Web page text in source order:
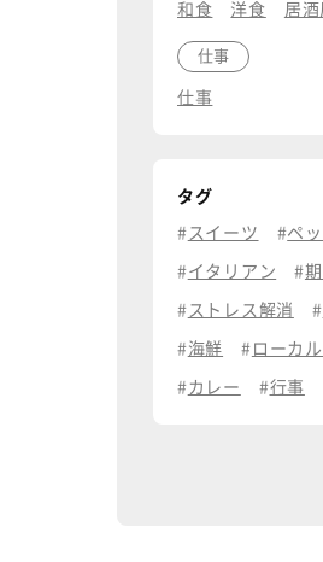
和食 洋食 居酒
仕事
仕事
タグ
スイーツ ペ
イタリアン
ストレス解消
海鮮 ローカ
カレー 行事